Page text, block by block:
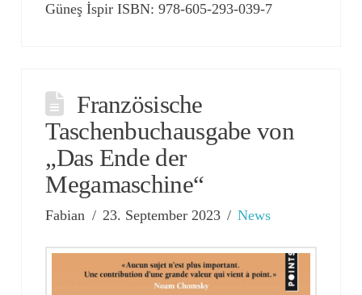
Güneş İspir ISBN: 978-605-293-039-7
Französische
Taschenbuchausgabe von
„Das Ende der
Megamaschine“
Fabian 23. September 2023 News